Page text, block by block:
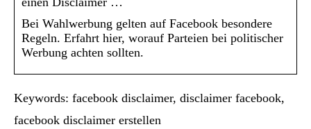
Bei Wahlwerbung gelten auf Facebook besondere
Regeln. Erfahrt hier, worauf Parteien bei politischer
Werbung achten sollten.
Keywords: facebook disclaimer, disclaimer facebook,
facebook disclaimer erstellen